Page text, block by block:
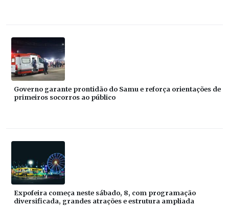
Governo garante prontidão do Samu e reforça orientações de
primeiros socorros ao público
Expofeira começa neste sábado, 8, com programação
diversificada, grandes atrações e estrutura ampliada